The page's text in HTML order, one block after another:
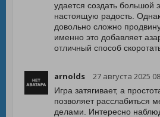
удается создать
настоящую радость.
довольно сложно
именно это добавляет
отличный способ
arnolds 27 августа 2025
Игра затягивает, а
позволяет расслабиться
делами. Интересно